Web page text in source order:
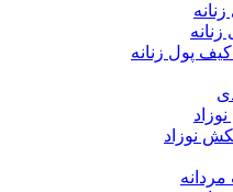
پول زنانه
نوزاد